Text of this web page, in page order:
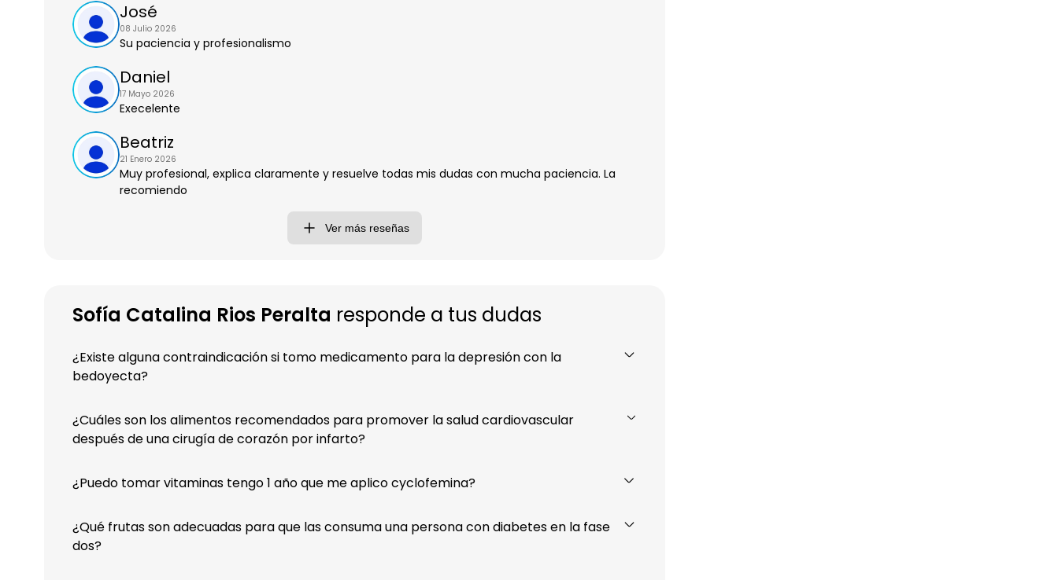
Sofía Catalina Rios Peralta responde a tus dudas
¿Existe alguna contraindicación si tomo medicamento para la depresión con la
bedoyecta?
¿Cuáles son los alimentos recomendados para promover la salud cardiovascular
después de una cirugía de corazón por infarto?
¿Puedo tomar vitaminas tengo 1 año que me aplico cyclofemina?
¿Qué frutas son adecuadas para que las consuma una persona con diabetes en la fase
dos?
José
08 Julio 2026
Su paciencia y profesionalismo
Daniel
17 Mayo 2026
Execelente
Beatriz
21 Enero 2026
Muy profesional, explica claramente y resuelve todas mis dudas con mucha paciencia. La
recomiendo
Ver más reseñas